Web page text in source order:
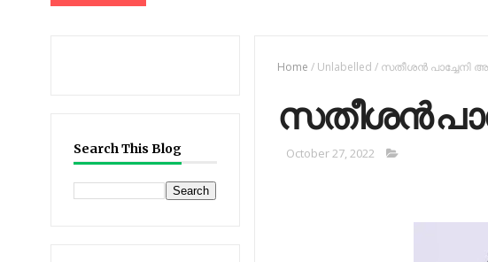
Search This Blog
Home / Unlabelled/ സതീശൻ പാച്ചേനി
സതീശൻ
October 27, 2022